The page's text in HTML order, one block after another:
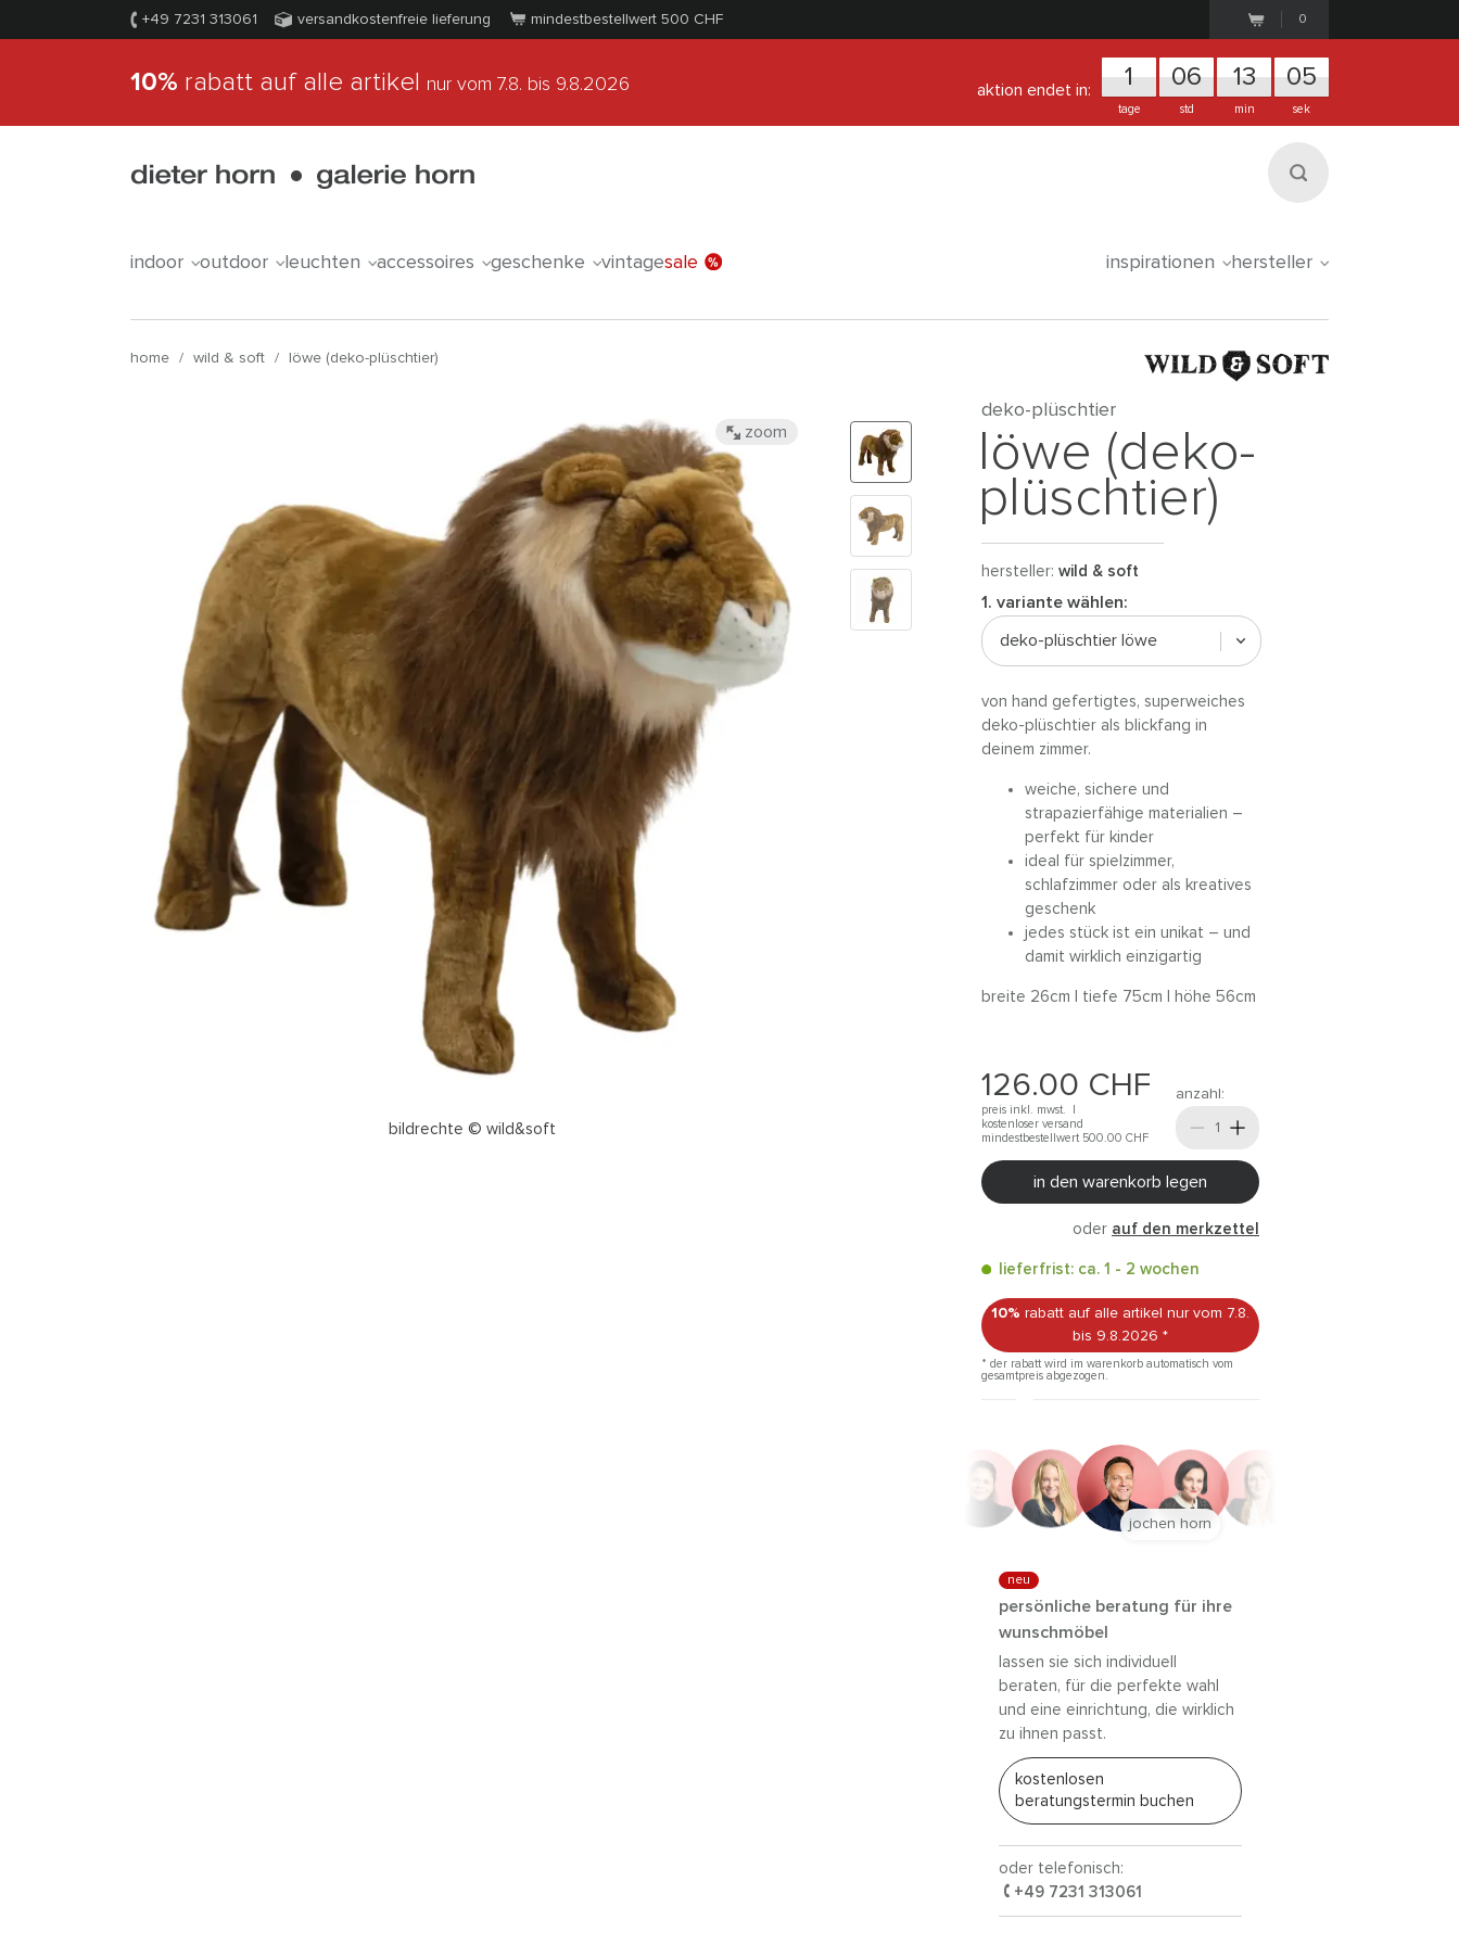
+49 7231 313061 versandkostenfreie lieferung mindestbestellwert 500 CHF 0
10% rabatt auf alle artikel nur vom 7.8. bis 9.8.2026 aktion endet in: 1
tage
06
std
13
min
05
sek
indoor outdoor leuchten accessoires geschenke vintagesale inspirationen hersteller
home / wild & soft / löwe (deko-plüschtier)
bildrechte © wild&soft
zoom
deko-plüschtier
löwe (deko-
plüschtier)
hersteller: wild & soft
1. variante wählen:
deko-plüschtier löwe
von hand gefertigtes, superweiches
deko-plüschtier als blickfang in
deinem zimmer.
weiche, sichere und
strapazierfähige materialien –
perfekt für kinder
ideal für spielzimmer,
schlafzimmer oder als kreatives
geschenk
jedes stück ist ein unikat – und
damit wirklich einzigartig
breite 26cm | tiefe 75cm | höhe 56cm
126.00 CHF
preis inkl. mwst. |
kostenloser versand
mindestbestellwert 500.00 CHF
anzahl:
in den warenkorb legen
oder auf den merkzettel
lieferfrist: ca. 1 - 2 wochen
10% rabatt auf alle artikel nur vom 7.8.
bis 9.8.2026 *
* der rabatt wird im warenkorb automatisch vom
gesamtpreis abgezogen.
neu
persönliche beratung für ihre
wunschmöbel
lassen sie sich individuell
beraten, für die perfekte wahl
und eine einrichtung, die wirklich
zu ihnen passt.
kostenlosen
beratungstermin buchen
oder telefonisch:
+49 7231 313061
jochen horn